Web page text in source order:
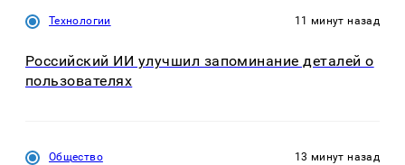
Технологии 11 минут назад
Российский ИИ улучшил запоминание деталей о
пользователях
Общество 13 минут назад